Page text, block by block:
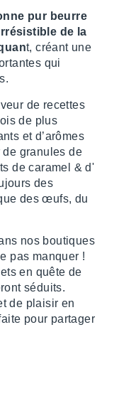
pur beurre
de la
t, créant une
qui
de recettes
de plus
et d’arômes
granules de
de caramel & d'
des
des œufs, du
nos boutiques
pas manquer !
en quête de
séduits.
de plaisir en
pour partager